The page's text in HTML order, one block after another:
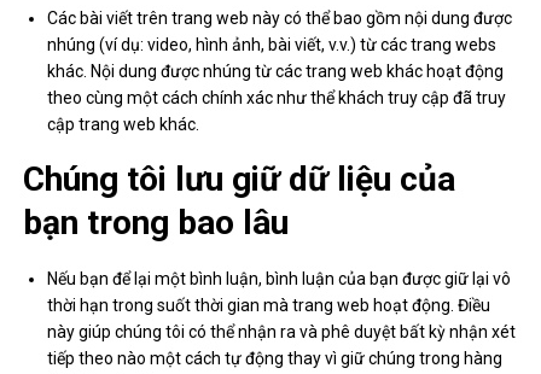
Các bài viết trên trang web này có thể bao gồm nội dung được
nhúng (ví dụ: video, hình ảnh, bài viết, v.v.) từ các trang webs
khác. Nội dung được nhúng từ các trang web khác hoạt động
theo cùng một cách chính xác như thể khách truy cập đã truy
cập trang web khác.
Chúng tôi lưu giữ dữ liệu của
bạn trong bao lâu
Nếu bạn để lại một bình luận, bình luận của bạn được giữ lại vô
thời hạn trong suốt thời gian mà trang web hoạt động. Điều
này giúp chúng tôi có thể nhận ra và phê duyệt bất kỳ nhận xét
tiếp theo nào một cách tự động thay vì giữ chúng trong hàng